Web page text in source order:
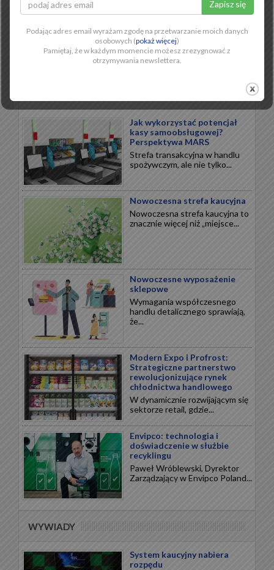
Święta to najbardziej
dochodowy okres w handlu.
Czekolady...
Jak wykorzystać potencjał
kasy samoobsługowej?
Perspektywa MARS
Strefa transakcyjna w handlu
spożywczym, ale nie tylko...
Nowoczesna strefa kaucyjna
Nowoczesna strefa kaucyjna to
znacznie więcej niż „miejsce...
Nowoczesne wyposażenie
sklepowe
Wymagania współczesnego
handlu detalicznego sprawiają,
że...
Modern Expo i Profrost:
Strategiczne partnerstwo
rewolucjonizujące rynek
chłodnictwa handlowego
W dynamicznie rozwijającym się
sektorze retail, gdzie...
Envipco: technologia i
doświadczenie w służbie
recyklingu
Paweł Wróblewski, Dyrektor
Zarządzający w Envipco Poland...
WYWIADY
System kaucyjny nabiera
rozpędu
Podając adres email wyrażam zgodę na przetwarzanie moich danych
osobowych (pokaż więcej)
Pamiętaj, że w każdym momencie możesz zrezygnować z
otrzymywania newslettera.